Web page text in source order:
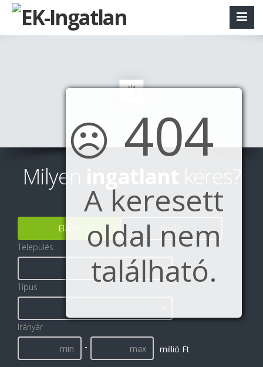
☹ 404
A keresett
oldal nem
található.
Milyen
Eladó
Kiadó
Település
Típus
Irányár
-
millió Ft